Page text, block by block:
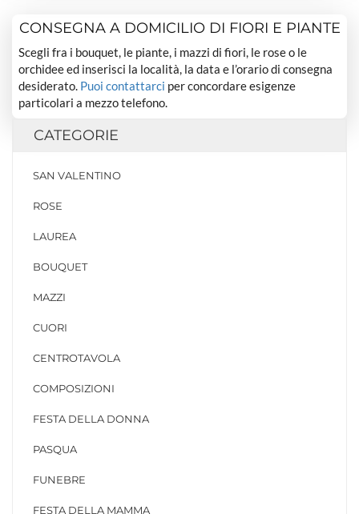
CONSEGNA A DOMICILIO DI FIORI E PIANTE
Scegli fra i bouquet, le piante, i mazzi di fiori, le rose o le
orchidee ed inserisci la località, la data e l’orario di consegna
desiderato. Puoi contattarci per concordare esigenze
particolari a mezzo telefono.
CATEGORIE
SAN VALENTINO
ROSE
LAUREA
BOUQUET
MAZZI
CUORI
CENTROTAVOLA
COMPOSIZIONI
FESTA DELLA DONNA
PASQUA
FUNEBRE
FESTA DELLA MAMMA